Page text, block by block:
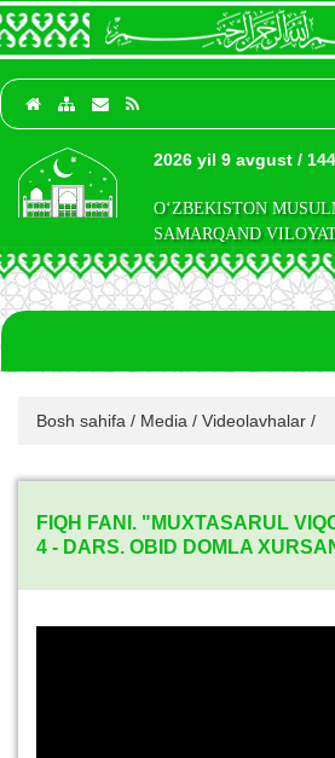
2026 yil 9 avgust /
O‘ZBEKISTON
SAMARQAND
Bosh sahifa / Media / Videolavhalar /
FIQH FANI. "MUXTASARUL
4 - DARS. OBID DOMLA